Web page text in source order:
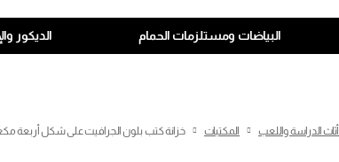
البياضات ومستلزمات الحمام الديكور
أثاث الدراسة واللعب المكتبات خزانة كتب بلون الجرافيت على شكل أربعة